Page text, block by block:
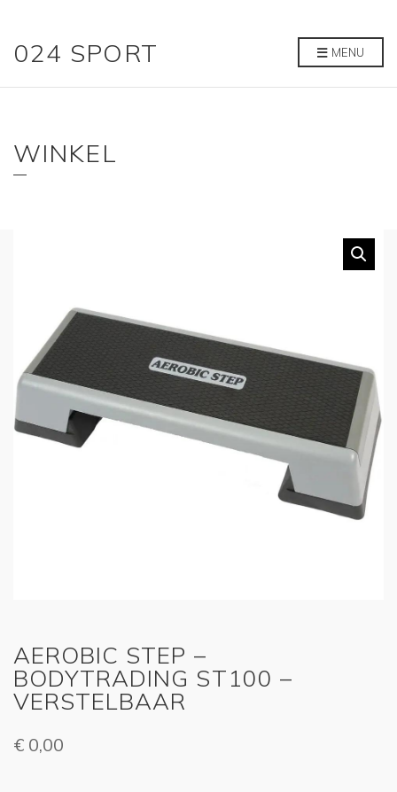
024 SPORT MENU
WINKEL
AEROBIC STEP –
BODYTRADING ST100 –
VERSTELBAAR
€ 0,00